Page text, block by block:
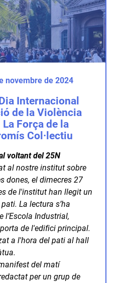
novembre de 2024
Internacional
de la Violència
Força de la
Col·lectiu
voltant del 25N
al nostre institut sobre
dones, el dimecres 27
de l'institut han llegit un
La lectura s’ha
l’Escola Industrial,
de l'edifici principal.
a l'hora del pati al hall
del matí
per un grup de